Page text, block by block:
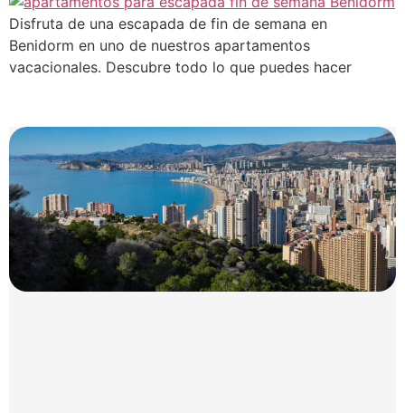
Disfruta de una escapada de fin de semana en
Benidorm en uno de nuestros apartamentos
vacacionales. Descubre todo lo que puedes hacer